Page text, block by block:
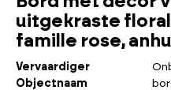
uitgekraste
famille rose,
Vervaardiger
Objectnaam